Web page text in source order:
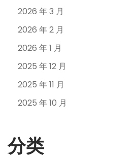
2026 年 3 月
2026 年 2 月
2026 年 1 月
2025 年 12 月
2025 年 11 月
2025 年 10 月
分类